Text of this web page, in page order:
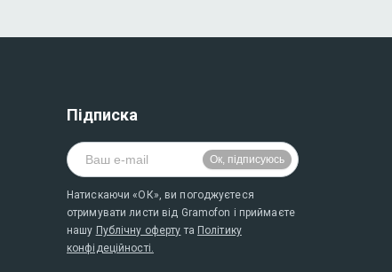
Підписка
Натискаючи «ОК», ви погоджуєтеся
отримувати листи від Gramofon і приймаєте
нашу Публічну оферту та Політику
конфідеційності.